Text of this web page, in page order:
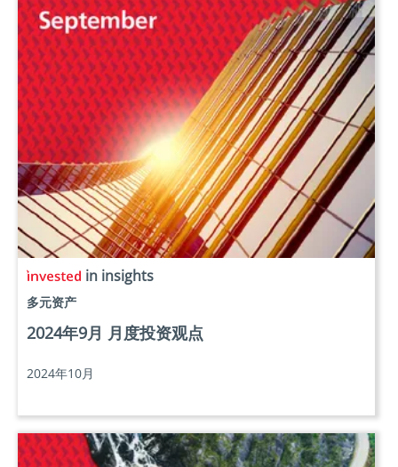
in insights
多元资产
2024年9月 月度投资观点
2024年10月